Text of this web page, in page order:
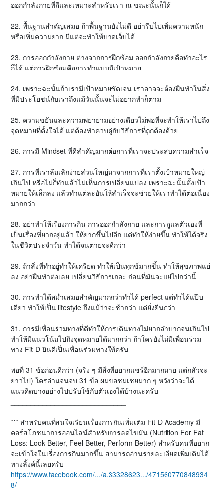
ออกกำลังกายที่ดีและเหมาะสำหรับเรา ณ ขณะนั้นก็ได้
22. พื้นฐานสำคัญเสมอ ถ้าพื้นฐานยังไม่ดี อย่ารีบไปเพิ่มความหนัก
หรือเพิ่มความยาก มีแต่จะทำให้บาดเจ็บได้
23. การออกกำลังกาย ต่างจากการฝึกซ้อม ออกกำลังกายคือทำอะไร
ก็ได้ แต่การฝึกซ้อมคือการทำแบบมีเป้าหมาย
24. เพราะฉะนั้นถ้าเรามีเป้าหมายชัดเจน เราอาจจะต้องฝืนทำในสิ่ง
ที่มีประโยชน์กับเราถึงแม้วันนั้นจะไม่อยากทำก็ตาม
25. ความขยันและความพยายามอย่างเดียวไม่พอที่จะทำให้เราไปถึง
จุดหมายที่ตั้งใจได้ แต่ต้องทำควบคู่กับวิธีการที่ถูกต้องด้วย
26. การมี Mindset ที่ดีสำคัญมากต่อการที่เราจะประสบความสำเร็จ
27. การที่เราล้มเลิกง่ายส่วนใหญ่มาจากการที่เราตั้งเป้าหมายใหญ่
เกินไป หรือไม่ก็ทำแล้วไม่เห็นการเปลี่ยนแปลง เพราะฉะนั้นตั้งเป้า
หมายให้เล็กลง แล้วทำแต่ละอันให้สำเร็จจะช่วยให้เราทำได้ต่อเนื่อง
มากกว่า
28. อย่าทำให้เรื่องการกิน การออกกำลังกาย และการดูแลตัวเองที่
เป็นเรื่องที่ยากอยู่แล้ว ให้ยากขึ้นไปอีก แต่ทำให้ง่ายขึ้น ทำให้ได้จริง
ในชีวิตประจำวัน ทำได้จนตายจะดีกว่า
29. ถ้าสิ่งที่ทำอยู่ทำให้เครียด ทำให้เป็นทุกข์มากขึ้น ทำให้สุขภาพแย่
ลง อย่าฝืนทำต่อเลย เปลี่ยนวิธีการเถอะ ก่อนที่มันจะแย่ไปกว่านี้
30. การทำได้สม่ำเสมอสำคัญมากกว่าทำได้ perfect แต่ทำได้แป๊บ
เดียว ทำให้เป็น lifestyle ถึงแม้ว่าจะช้ากว่า แต่ยั่งยืนกว่า
31. การมีเพื่อนร่วมทางที่ดีทำให้การเดินทางไม่ยากลำบากจนเกินไป
ทำให้มีแนวโน้มไปถึงจุดหมายได้มากกว่า ถ้าใครยังไม่มีเพื่อนร่วม
ทาง Fit-D ยินดีเป็นเพื่อนร่วมทางให้ครับ
พอที่ 31 ข้อก่อนดีกว่า (จริง ๆ มีสิ่งที่อยากแชร์อีกมากมาย แต่กลัวจะ
ยาวไป) ใครอ่านจนจบ 31 ข้อ ผมขอชมเชยมาก ๆ หวังว่าจะได้
แนวคิดบางอย่างไปปรับใช้กับตัวเองได้บ้างนะครับ
*** สำหรับคนที่สนใจเรียนเรื่องการกินเพิ่มเติม Fit-D Academy มี
คอร์สโภชนาการออนไลน์สำหรับการลดไขมัน (Nutrition For Fat
Loss: Look Better, Feel Better, Perform Better) สำหรับคนที่อยาก
จะเข้าใจในเรื่องการกินมากขึ้น สามารถอ่านรายละเอียดเพิ่มเติมได้
ทางลิ้งค์นี้เลยครับ
https://www.facebook.com/.../a.33328623.../471560770848934
8/